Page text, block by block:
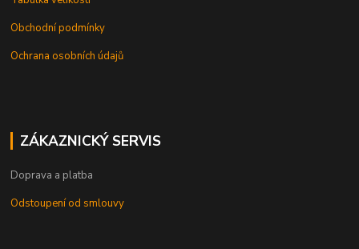
Obchodní podmínky
Ochrana osobních údajů
ZÁKAZNICKÝ SERVIS
Doprava a platba
Odstoupení od smlouvy